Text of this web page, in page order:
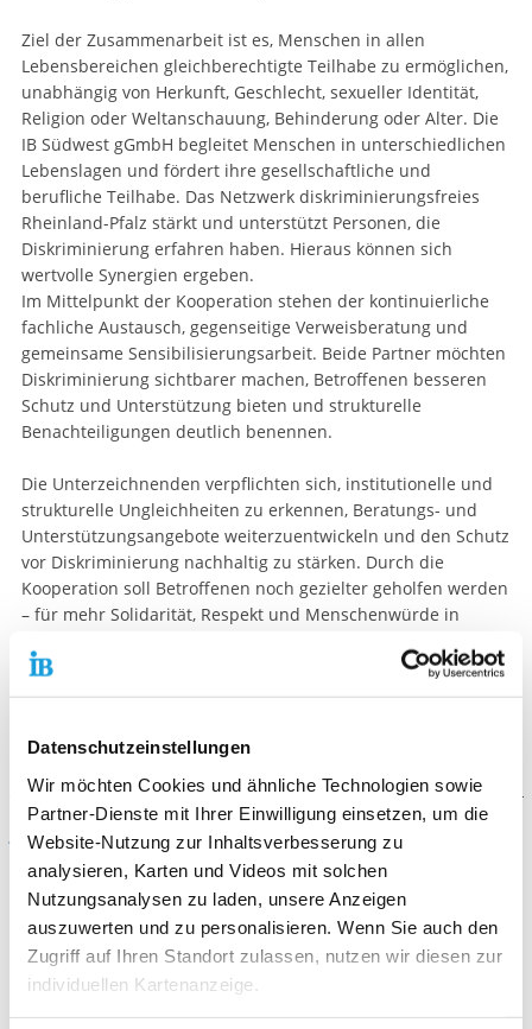
Datenschutzeinstellungen
Wir möchten Cookies und ähnliche Technologien sowie
Partner-Dienste mit Ihrer Einwilligung einsetzen, um die
Website-Nutzung zur Inhaltsverbesserung zu
analysieren, Karten und Videos mit solchen
Nutzungsanalysen zu laden, unsere Anzeigen
auszuwerten und zu personalisieren. Wenn Sie auch den
Zugriff auf Ihren Standort zulassen, nutzen wir diesen zur
individuellen Kartenanzeige.
Ziel der Zusammenarbeit ist es, Menschen in allen
Lebensbereichen gleichberechtigte Teilhabe zu ermöglichen,
unabhängig von Herkunft, Geschlecht, sexueller Identität,
Religion oder Weltanschauung, Behinderung oder Alter. Die
IB Südwest gGmbH begleitet Menschen in unterschiedlichen
Lebenslagen und fördert ihre gesellschaftliche und
berufliche Teilhabe. Das Netzwerk diskriminierungsfreies
Rheinland-Pfalz stärkt und unterstützt Personen, die
Diskriminierung erfahren haben. Hieraus können sich
wertvolle Synergien ergeben.
Im Mittelpunkt der Kooperation stehen der kontinuierliche
fachliche Austausch, gegenseitige Verweisberatung und
gemeinsame Sensibilisierungsarbeit. Beide Partner möchten
Diskriminierung sichtbarer machen, Betroffenen besseren
Schutz und Unterstützung bieten und strukturelle
Benachteiligungen deutlich benennen.
Die Unterzeichnenden verpflichten sich, institutionelle und
strukturelle Ungleichheiten zu erkennen, Beratungs- und
Unterstützungsangebote weiterzuentwickeln und den Schutz
vor Diskriminierung nachhaltig zu stärken. Durch die
Kooperation soll Betroffenen noch gezielter geholfen werden
– für mehr Solidarität, Respekt und Menschenwürde in
Wir freuen uns über die Zusammenarbeit.
https://antidiskriminierungsnetzwerk-rlp.de
Aus unserer Arbeit: